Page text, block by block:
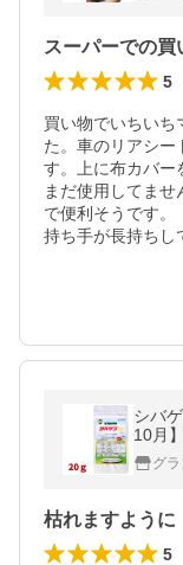
スーパーでの買
5
買い物でいちいち
た。車のリアシー
す。上に布カバー
まだ使用してま
で便利そうです。
持ち手が長持ちし
シバ
10月
グ
枯れますように
5